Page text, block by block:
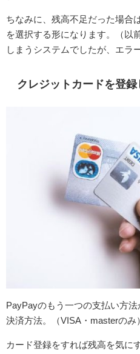
ちなみに、残高不足だった場合
を選択する形になります。（以
しまうシステムでしたが、エラ
クレジットカードを登録
PayPayのもう一つの支払い方
決済方法。（VISA・masterのみ
カード登録をすれば残高を気に